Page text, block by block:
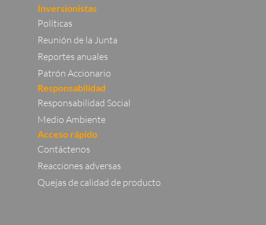
Inversionistas
Políticas
Reunión de la Junta
Reportes anuales
Patrón Accionario
Responsabilidad
Responsabilidad Social
Medio Ambiente
Acceso rápido
Contáctenos
Reacciones adversas
Quejas de calidad de producto